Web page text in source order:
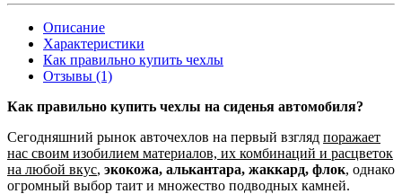
Описание
Характеристики
Как правильно купить чехлы
Отзывы (1)
Как правильно купить чехлы на сиденья автомобиля?
Сегодняшний рынок авточехлов на первый взгляд поражает
нас своим изобилием материалов, их комбинаций и расцветок
на любой вкус, экокожа, алькантара, жаккард, флок, однако
огромный выбор таит и множество подводных камней.